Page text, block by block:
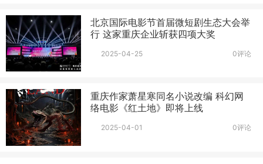
北京国际电影节首届微短剧生态大会举
行 这家重庆企业斩获四项大奖
0评论
2025-04-25
重庆作家萧星寒同名小说改编 科幻网
络电影《红土地》即将上线
0评论
2025-04-01